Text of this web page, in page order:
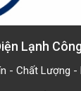
Lạnh
- Chất Lượng -